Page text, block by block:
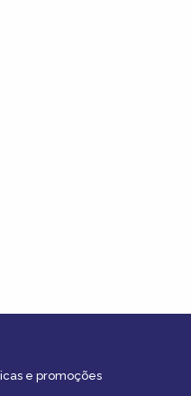
e promoções